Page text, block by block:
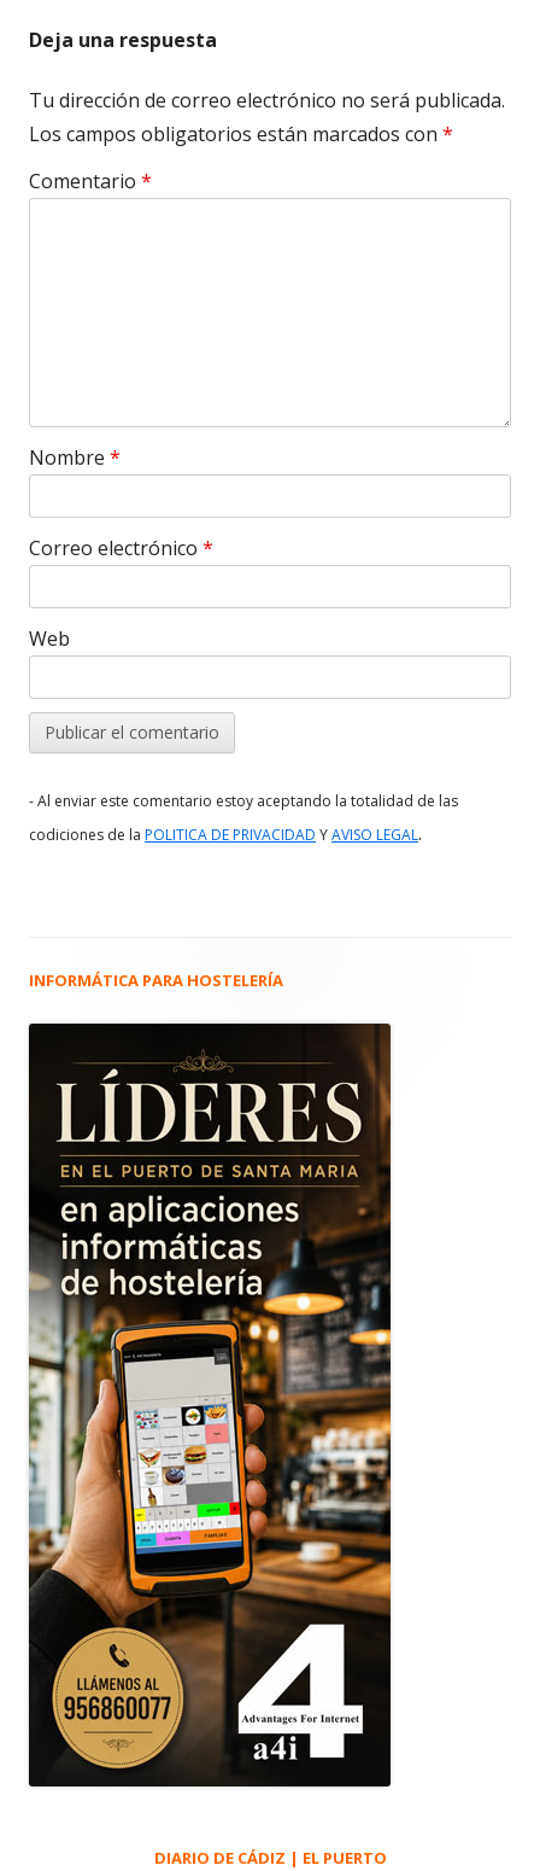
Deja una respuesta
Tu dirección de correo electrónico no será publicada.
Los campos obligatorios están marcados con *
Comentario *
Nombre *
Correo electrónico *
Web
- Al enviar este comentario estoy aceptando la totalidad de las
codiciones de la POLITICA DE PRIVACIDAD YAVISO LEGAL.
Barra
principal
INFORMÁTICA PARA HOSTELERÍA
DIARIO DE CÁDIZ | EL PUERTO